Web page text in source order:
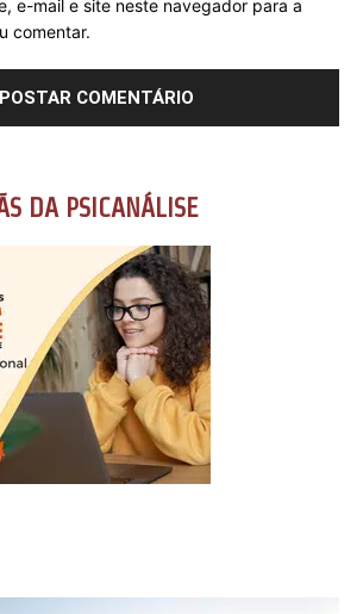
e-mail e site neste navegador para a
comentar.
DA PSICANÁLISE